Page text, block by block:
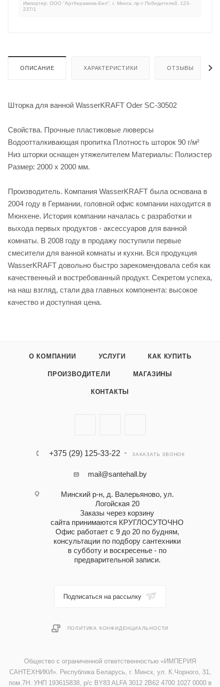
Импортер: ООО "АртКерамика-Бел", г. Минск, пр-т Победителей, 123-
237/1
ОПИСАНИЕ ХАРАКТЕРИСТИКИ ОТЗЫВЫ
Шторка для ванной WasserKRAFT Oder SC-30502
Свойства. Прочные пластиковые люверсы
Водоотталкивающая пропитка Плотность шторок 90 г/м²
Низ шторки оснащен утяжелителем Материалы: Полиэстер
Размер: 2000 х 2000 мм.
Производитель. Компания WasserKRAFT была основана в
2004 году в Германии, головной офис компании находится в
Мюнхене. История компании началась с разработки и
выхода первых продуктов - аксессуаров для ванной
комнаты. В 2008 году в продажу поступили первые
смесители для ванной комнаты и кухни. Вся продукция
WasserKRAFT довольно быстро зарекомендовала себя как
качественный и востребованный продукт. Секретом успеха,
на наш взгляд, стали два главных компонента: высокое
качество и доступная цена.
О КОМПАНИИ УСЛУГИ КАК КУПИТЬ
ПРОИЗВОДИТЕЛИ МАГАЗИНЫ
КОНТАКТЫ
+375 (29) 125-33-22 ЗАКАЗАТЬ ЗВОНОК
mail@santehall.by
Минский р-н, д. Валерьяново, ул.
Логойская 20
Заказы через корзину
сайта принимаются КРУГЛОСУТОЧНО
Офис работает с 9 до 20 по будням,
консультации по подбору сантехники
в субботу и воскресенье - по
предварительной записи.
Подписаться на рассылку
ПОЛИТИКА КОНФИДЕНЦИАЛЬНОСТИ
Общество с ограниченной ответственностью «ИМПЕРИЯ
САНТЕХНИКИ». Республика Беларусь, г. Минск, ул. К.Чорного, 31,
пом.7Н. УНП 193615838, р/с BY83 ALFA 3012 2B62 4700 1027 0000 в